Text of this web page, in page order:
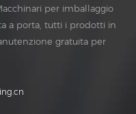
per imballaggio
a porta, tutti i prodotti in
gratuita per